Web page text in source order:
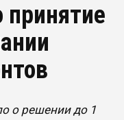
принятие
о решении до 1